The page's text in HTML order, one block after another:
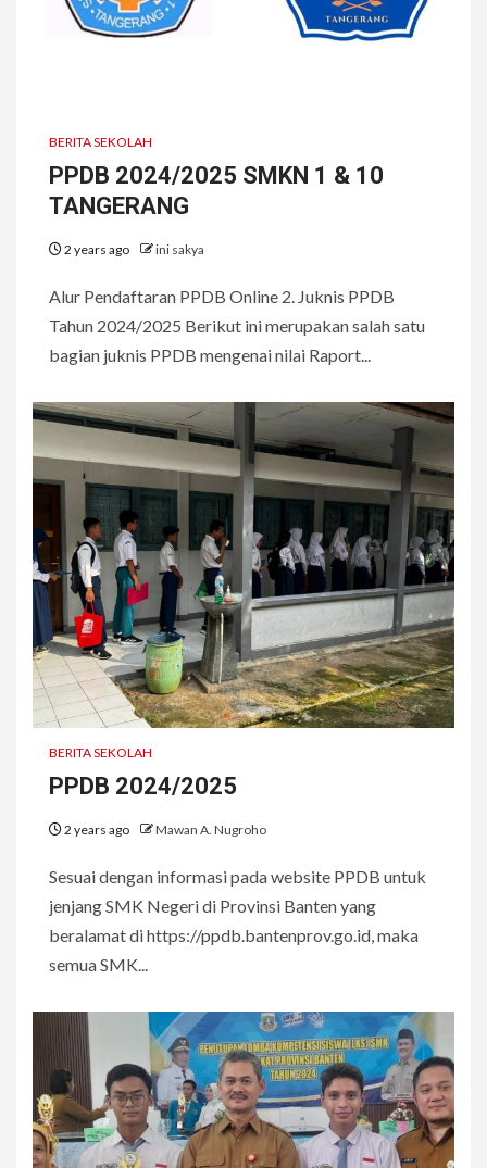
BERITA SEKOLAH
PPDB 2024/2025 SMKN 1 & 10
TANGERANG
2 years ago ini sakya
Alur Pendaftaran PPDB Online 2. Juknis PPDB
Tahun 2024/2025 Berikut ini merupakan salah satu
bagian juknis PPDB mengenai nilai Raport...
BERITA SEKOLAH
PPDB 2024/2025
2 years ago Mawan A. Nugroho
Sesuai dengan informasi pada website PPDB untuk
jenjang SMK Negeri di Provinsi Banten yang
beralamat di https://ppdb.bantenprov.go.id, maka
semua SMK...